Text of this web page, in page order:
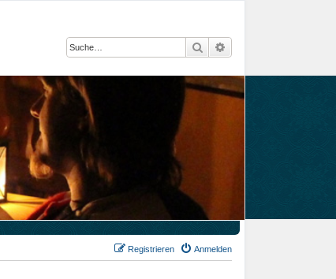
Suche
Anmelden
Registrieren